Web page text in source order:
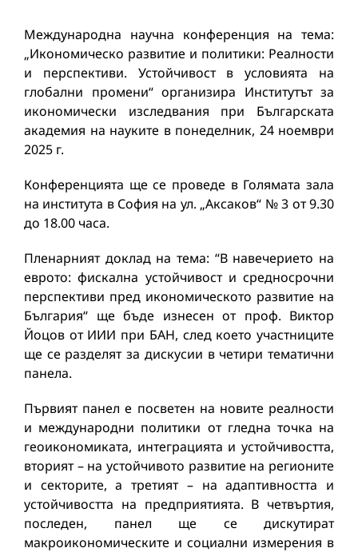
Международна научна конференция на тема:
„Икономическо развитие и политики: Реалности
и перспективи. Устойчивост в условията на
глобални промени“ организира Институтът за
икономически изследвания при Българската
академия на науките в понеделник, 24 ноември
2025 г.
Конференцията ще се проведе в Голямата зала
на института в София на ул. „Аксаков“ № 3 от 9.30
до 18.00 часа.
Пленарният доклад на тема: “В навечерието на
еврото: фискална устойчивост и средносрочни
перспективи пред икономическото развитие на
България“ ще бъде изнесен от проф. Виктор
Йоцов от ИИИ при БАН, след което участниците
ще се разделят за дискусии в четири тематични
панела.
Първият панел е посветен на новите реалности
и международни политики от гледна точка на
геоикономиката, интеграцията и устойчивостта,
вторият – на устойчивото развитие на регионите
и секторите, а третият – на адаптивността и
устойчивостта на предприятията. В четвъртия,
последен, панел ще се дискутират
макроикономическите и социални измерения в